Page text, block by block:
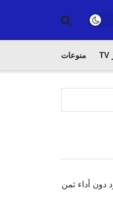
منوعات
أداء ثمن